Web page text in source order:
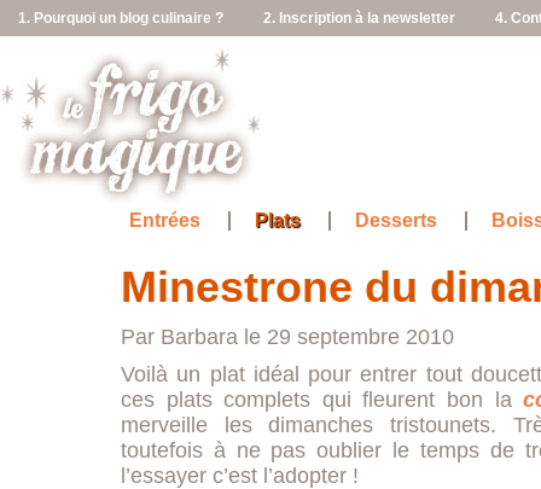
1. Pourquoi un blog culinaire ? 2. Inscription à la newsletter 4.
Entrées Plats Desserts
Minestrone du
Par Barbara le 29 septembre 2010
Voilà un plat idéal pour entrer tout
ces plats complets qui fleurent bon la
merveille les dimanches tristounets.
toutefois à ne pas oublier le temps de
l’essayer c’est l’adopter !